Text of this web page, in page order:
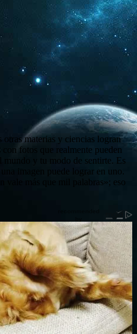
materias y ciencias logran
con fotos que realmente pueden
mundo y tu modo de sentirte. Es
imagen puede lograr en uno.
vale más que mil palabras»; eso